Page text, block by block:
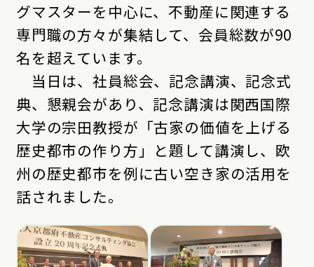
グマスターを中心に、不動産に関連する
専門職の方々が集結して、会員総数が90
名を超えています。
当日は、社員総会、記念講演、記念式
典、懇親会があり、記念講演は関西国際
大学の宗田教授が「古家の価値を上げる
歴史都市の作り方」と題して講演し、欧
州の歴史都市を例に古い空き家の活用を
話されました。